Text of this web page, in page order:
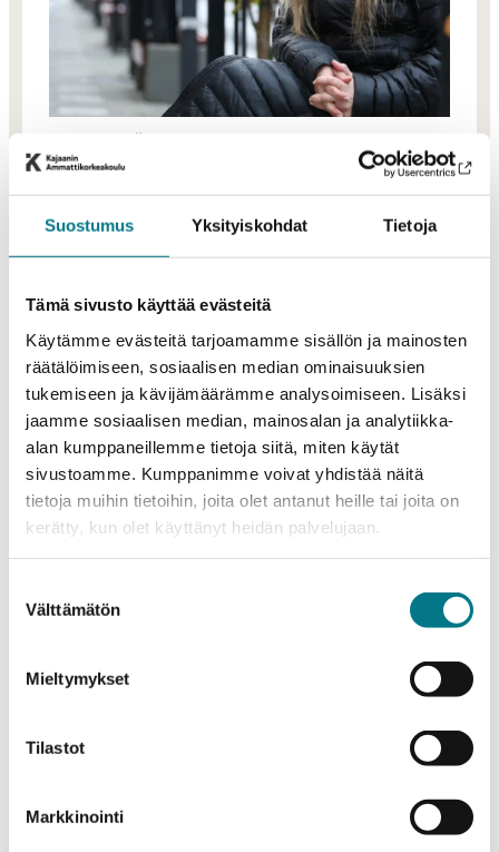
Suostumus Yksityiskohdat Tietoja
Tämä sivusto käyttää evästeitä
Käytämme evästeitä tarjoamamme sisällön ja mainosten
räätälöimiseen, sosiaalisen median ominaisuuksien
tukemiseen ja kävijämäärämme analysoimiseen. Lisäksi
jaamme sosiaalisen median, mainosalan ja analytiikka-
alan kumppaneillemme tietoja siitä, miten käytät
sivustoamme. Kumppanimme voivat yhdistää näitä
tietoja muihin tietoihin, joita olet antanut heille tai joita on
kerätty, kun olet käyttänyt heidän palvelujaan.
valinta
Välttämätön
Mieltymykset
Tilastot
Markkinointi
Avoimet työpaikat
Haemme asiantuntijoita eri
tehtäviin ympäri vuoden
Ilmoitamme avoimista työpaikoistamme
KATSO AVOIMET TYÖPAIKAT
Työsuhde-edut
Henkilökunta on voimavaramme. Heillä on
asenne itsensä ja työyhteisön kehittämiseen.
Kajaanin ammattikorkeakoulussa arvostetaan työtä ja
osaamista, sekä tuetaan jaksamista ja kehittymistä
henkilöstöedut.